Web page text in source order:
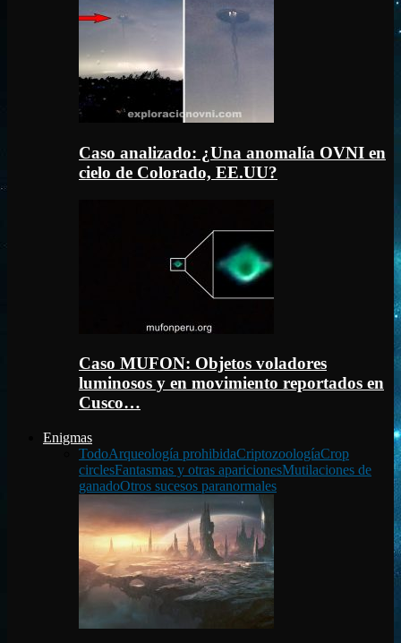
Caso analizado: ¿Una anomalía OVNI en
cielo de Colorado, EE.UU?
Caso MUFON: Objetos voladores
luminosos y en movimiento reportados en
Cusco…
Enigmas
TodoArqueología prohibidaCriptozoologíaCrop
circlesFantasmas y otras aparicionesMutilaciones de
ganadoOtros sucesos paranormales